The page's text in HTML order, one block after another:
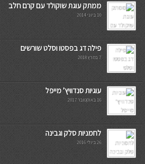
ממתק עוגת שוקולד עם קרם חלב
10 ביוני 2014
פילה דג בפסטו וסלט שורשים
7 במרץ 2018
עוגיות סנדוויץ’ מייפל
16 באוקטובר 2017
לחמניות סלק וגבינה
26 ביולי 2016